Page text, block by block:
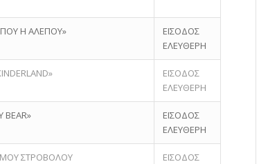
Η ΑΛΕΠΟΥ»
ΕΙΣΟΔΟΣ
ΕΛΕΥΘΕΡΗ
ΕΙΣΟΔΟΣ
ΕΛΕΥΘΕΡΗ
BEAR»
ΕΙΣΟΔΟΣ
ΕΛΕΥΘΕΡΗ
ΣΤΡΟΒΟΛΟΥ
ΕΙΣΟΔΟΣ